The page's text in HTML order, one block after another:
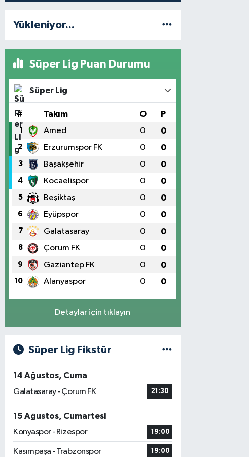
Yükleniyor...
Süper Lig Puan Durumu
Süper Lig
# Takım O P
1 Amed 0 0
2 Erzurumspor FK 0 0
3 Başakşehir 0 0
4 Kocaelispor 0 0
5 Beşiktaş 0 0
6 Eyüpspor 0 0
7 Galatasaray 0 0
8 Çorum FK 0 0
9 Gaziantep FK 0 0
10 Alanyaspor 0 0
Detaylar için tıklayın
Süper Lig Fikstür
14 Ağustos, Cuma
Galatasaray - Çorum FK
21:30
15 Ağustos, Cumartesi
Konyaspor - Rizespor
19:00
Kasımpaşa - Trabzonspor 19:00